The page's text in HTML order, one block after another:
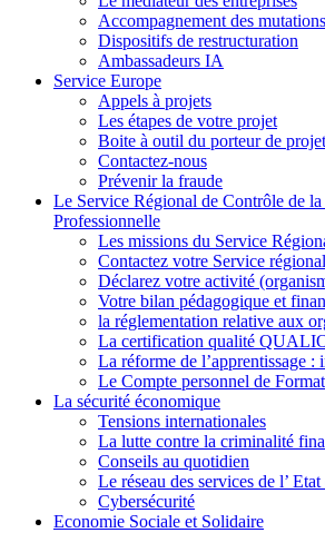
Accompagnement des
Dispositifs de restructuration
Ambassadeurs IA
Service Europe
Appels à projets
Les étapes de votre projet
Boite à outil du porteur de projet
Contactez-nous
Prévenir la fraude
Le Service Régional de Contrôle de
Professionnelle
Les missions du Service
Contactez votre Service
Déclarez votre activité
Votre bilan pédagogique et
la réglementation relative aux
La certification qualité
La réforme de l’apprentissage :
Le Compte personnel de
La sécurité économique
Tensions internationales
La lutte contre la criminalité
Conseils au quotidien
Le réseau des services de l’
Cybersécurité
Economie Sociale et Solidaire